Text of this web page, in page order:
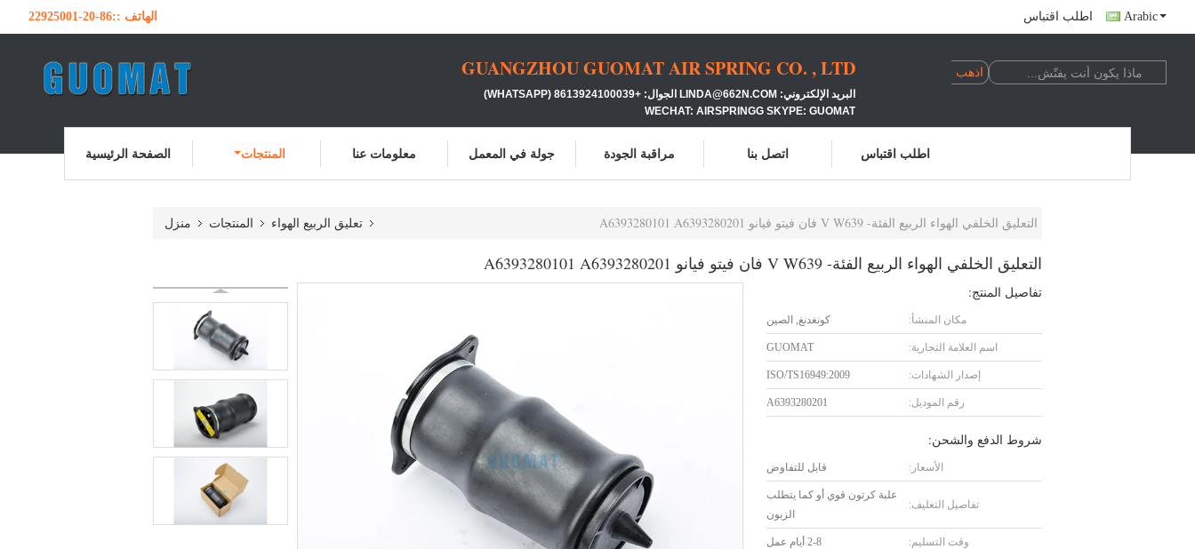
الهاتف ::86-20-22925001 اطلب اقتباس Arabic
GUANGZHOU GUOMAT AIR SPRING CO. , LTD
البريد الإلكتروني: LINDA@662N.COM الجوال: +8613924100039 (WHATSAPP)
WECHAT: AIRSPRINGG SKYPE: GUOMAT
الصفحة الرئيسية المنتجات معلومات عنا جولة في المعمل مراقبة الجودة اتصل بنا اطلب اقتباس
منزل المنتجات تعليق الربيع الهواء التعليق الخلفي الهواء الربيع الفئة- V W639 فان فيتو فيانو A6393280101 A6393280201
التعليق الخلفي الهواء الربيع الفئة- V W639 فان فيتو فيانو A6393280101 A6393280201
تفاصيل المنتج:
مكان المنشأ: كونغدنغ, الصين
اسم العلامة التجارية: GUOMAT
إصدار الشهادات: ISO/TS16949:2009
رقم الموديل: A6393280201
شروط الدفع والشحن:
الأسعار: قابل للتفاوض
تفاصيل التغليف:
علبة كرتون قوي أو كما يتطلب
الزبون
وقت التسليم: 2-8 أيام عمل